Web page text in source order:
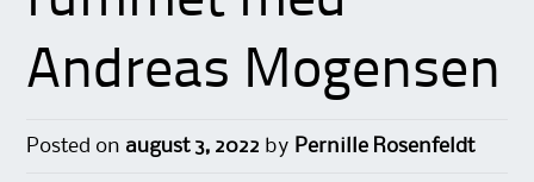
Andreas Mogensen
Posted on august 3, 2022 by Pernille Rosenfeldt